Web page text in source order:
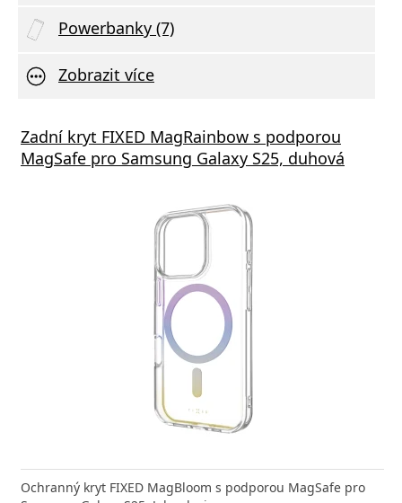
Powerbanky (7)
Zobrazit více
Zadní kryt FIXED MagRainbow s podporou
MagSafe pro Samsung Galaxy S25, duhová
Ochranný kryt FIXED MagBloom s podporou MagSafe pro